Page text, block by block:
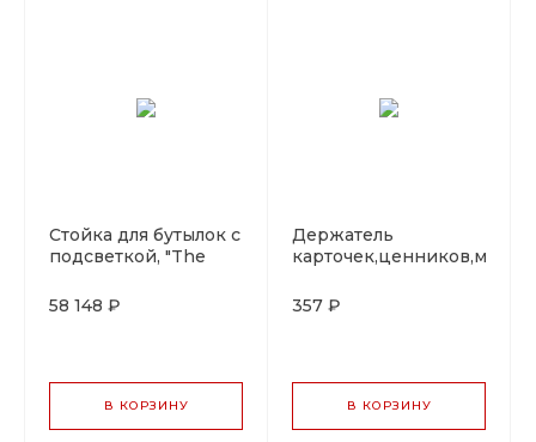
Стойка для бутылок с
подсветкой, "The
58 148 ₽
В КОРЗИНУ
Держатель
карточек,ценников,метал.,
357 ₽
В КОРЗИНУ